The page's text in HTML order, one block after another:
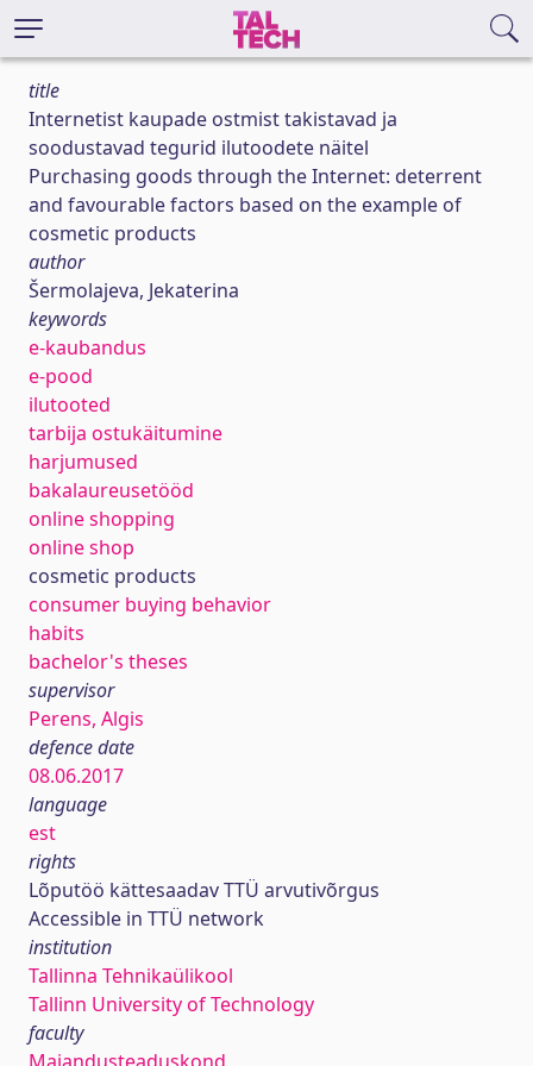
title
Internetist kaupade ostmist takistavad ja
soodustavad tegurid ilutoodete näitel
Purchasing goods through the Internet: deterrent
and favourable factors based on the example of
cosmetic products
author
Šermolajeva, Jekaterina
keywords
e-kaubandus
e-pood
ilutooted
tarbija ostukäitumine
harjumused
bakalaureusetööd
online shopping
online shop
cosmetic products
consumer buying behavior
habits
bachelor's theses
supervisor
Perens, Algis
defence date
08.06.2017
language
est
rights
Lõputöö kättesaadav TTÜ arvutivõrgus
Accessible in TTÜ network
institution
Tallinna Tehnikaülikool
Tallinn University of Technology
faculty